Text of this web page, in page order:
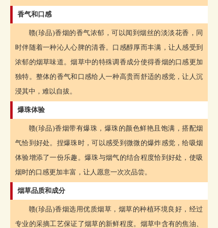
香气和口感
赣(珍品)香烟的香气浓郁，可以闻到烟丝的淡淡花香，同
时伴随着一种沁人心脾的清香。口感醇厚而丰满，让人感受到
浓郁的烟草味道。烟草中的特殊调香成分使得香烟的口感更加
独特。整体的香气和口感给人一种高贵而舒适的感觉，让人沉
浸其中，难以自拔。
爆珠体验
赣(珍品)香烟带有爆珠，爆珠的颜色鲜艳且饱满，搭配烟
气恰到好处。捏爆珠时，可以感受到微微的爆炸感觉，给吸烟
体验增添了一份乐趣。爆珠与烟气的结合程度恰到好处，使吸
烟时的口感更加丰富，让人愿意一次次品尝。
烟草品质和成分
赣(珍品)香烟选用优质烟草，烟草的种植环境良好，经过
专业的采摘工艺保证了烟草的新鲜程度。烟草中含有的焦油、